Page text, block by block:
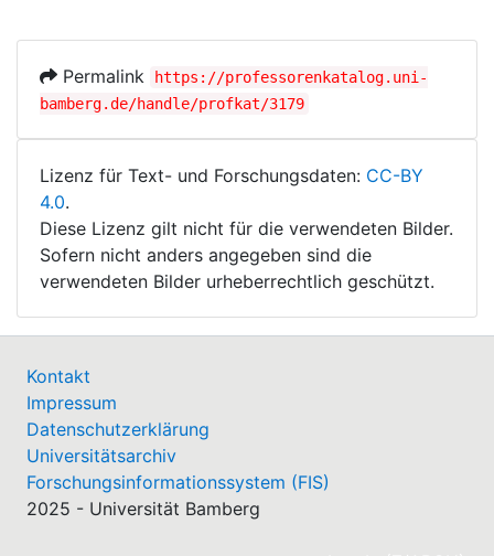
Permalink
https://professorenkatalog.uni-
bamberg.de/handle/profkat/3179
Lizenz für Text- und Forschungsdaten: CC-BY
4.0.
Diese Lizenz gilt nicht für die verwendeten Bilder.
Sofern nicht anders angegeben sind die
verwendeten Bilder urheberrechtlich geschützt.
Kontakt
Impressum
Datenschutzerklärung
Universitätsarchiv
Forschungsinformationssystem (FIS)
2025 - Universität Bamberg